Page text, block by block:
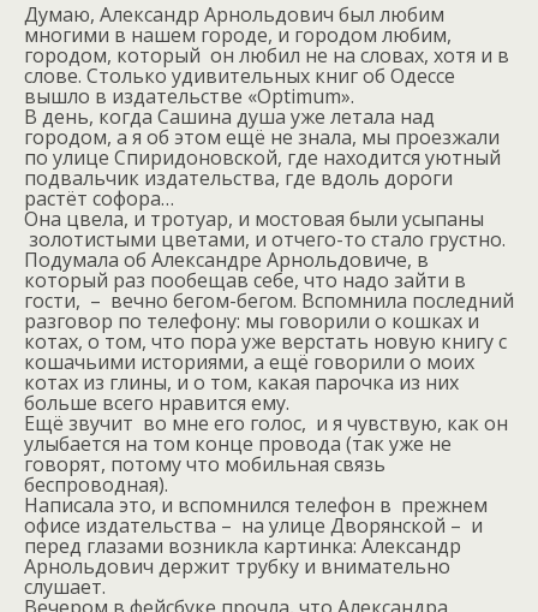
Думаю, Александр Арнольдович был любим
многими в нашем городе, и городом любим,
городом, который он любил не на словах, хотя и в
слове. Столько удивительных книг об Одессе
вышло в издательстве «Optimum».
В день, когда Сашина душа уже летала над
городом, а я об этом ещё не знала, мы проезжали
по улице Спиридоновской, где находится уютный
подвальчик издательства, где вдоль дороги
растёт софора…
Она цвела, и тротуар, и мостовая были усыпаны
золотистыми цветами, и отчего-то стало грустно.
Подумала об Александре Арнольдовиче, в
который раз пообещав себе, что надо зайти в
гости, – вечно бегом-бегом. Вспомнила последний
разговор по телефону: мы говорили о кошках и
котах, о том, что пора уже верстать новую книгу с
кошачьими историями, а ещё говорили о моих
котах из глины, и о том, какая парочка из них
больше всего нравится ему.
Ещё звучит во мне его голос, и я чувствую, как он
улыбается на том конце провода (так уже не
говорят, потому что мобильная связь
беспроводная).
Написала это, и вспомнился телефон в прежнем
офисе издательства – на улице Дворянской – и
перед глазами возникла картинка: Александр
Арнольдович держит трубку и внимательно
слушает.